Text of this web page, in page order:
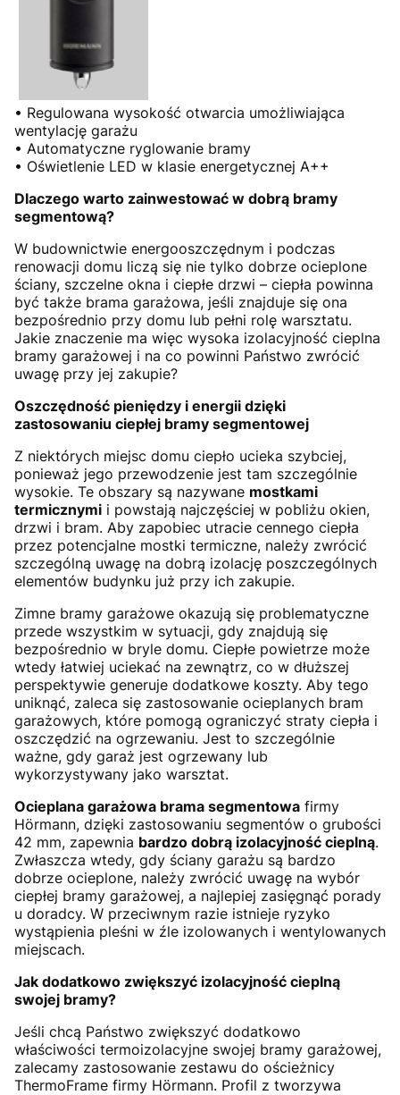
• Regulowana wysokość otwarcia umożliwiająca
wentylację garażu
• Automatyczne ryglowanie bramy
• Oświetlenie LED w klasie energetycznej A++
Dlaczego warto zainwestować w dobrą bramy
segmentową?
W budownictwie energooszczędnym i podczas
renowacji domu liczą się nie tylko dobrze ocieplone
ściany, szczelne okna i ciepłe drzwi – ciepła powinna
być także brama garażowa, jeśli znajduje się ona
bezpośrednio przy domu lub pełni rolę warsztatu.
Jakie znaczenie ma więc wysoka izolacyjność cieplna
bramy garażowej i na co powinni Państwo zwrócić
uwagę przy jej zakupie?
Oszczędność pieniędzy i energii dzięki
zastosowaniu ciepłej bramy segmentowej
Z niektórych miejsc domu ciepło ucieka szybciej,
ponieważ jego przewodzenie jest tam szczególnie
wysokie. Te obszary są nazywane mostkami
termicznymi i powstają najczęściej w pobliżu okien,
drzwi i bram. Aby zapobiec utracie cennego ciepła
przez potencjalne mostki termiczne, należy zwrócić
szczególną uwagę na dobrą izolację poszczególnych
elementów budynku już przy ich zakupie.
Zimne bramy garażowe okazują się problematyczne
przede wszystkim w sytuacji, gdy znajdują się
bezpośrednio w bryle domu. Ciepłe powietrze może
wtedy łatwiej uciekać na zewnątrz, co w dłuższej
perspektywie generuje dodatkowe koszty. Aby tego
uniknąć, zaleca się zastosowanie ocieplanych bram
garażowych, które pomogą ograniczyć straty ciepła i
oszczędzić na ogrzewaniu. Jest to szczególnie
ważne, gdy garaż jest ogrzewany lub
wykorzystywany jako warsztat.
Ocieplana garażowa brama segmentowa firmy
Hörmann, dzięki zastosowaniu segmentów o grubości
42 mm, zapewnia bardzo dobrą izolacyjność cieplną.
Zwłaszcza wtedy, gdy ściany garażu są bardzo
dobrze ocieplone, należy zwrócić uwagę na wybór
ciepłej bramy garażowej, a najlepiej zasięgnąć porady
u doradcy. W przeciwnym razie istnieje ryzyko
wystąpienia pleśni w źle izolowanych i wentylowanych
miejscach.
Jak dodatkowo zwiększyć izolacyjność cieplną
swojej bramy?
Jeśli chcą Państwo zwiększyć dodatkowo
właściwości termoizolacyjne swojej bramy garażowej,
zalecamy zastosowanie zestawu do ościeżnicy
ThermoFrame firmy Hörmann. Profil z tworzywa